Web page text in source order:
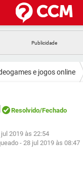
FACEBOOK
GMAIL
WHATSAPP
WHATSAPP
EXCEL
e jogos online
Resolvido/Fechado
jul 2019 às 22:54
-28 jul 2019 às 08:47